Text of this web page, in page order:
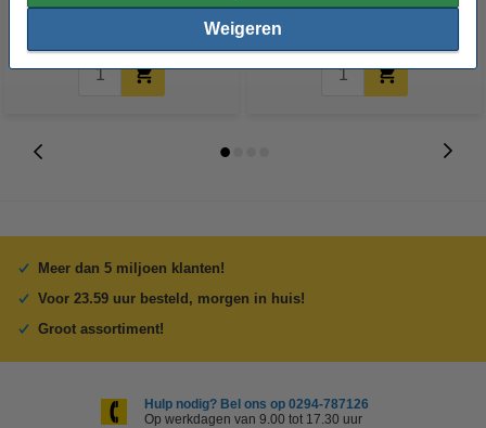
Weigeren
€ 14,50 Inclusief 21% BTW € 5,99 Inclusief 21% BTW
Meer dan 5 miljoen klanten!
Voor 23.59 uur besteld, morgen in huis!
Groot assortiment!
Hulp nodig? Bel ons op 0294-787126
Op werkdagen van 9.00 tot 17.30 uur